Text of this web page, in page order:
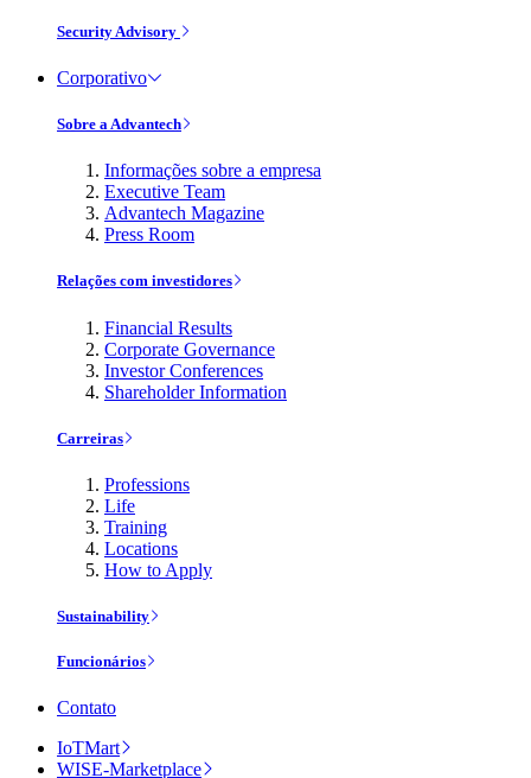
Security Advisory
Corporativo
Sobre a Advantech
Informações sobre a empresa
Executive Team
Advantech Magazine
Press Room
Relações com investidores
Financial Results
Corporate Governance
Investor Conferences
Shareholder Information
Carreiras
Professions
Life
Training
Locations
How to Apply
Sustainability
Funcionários
Contato
IoTMart
WISE-Marketplace